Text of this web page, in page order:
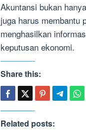
Akuntansi bukan
juga harus membantu
menghasilkan
keputusan ekonomi.
Share this:
Related posts: